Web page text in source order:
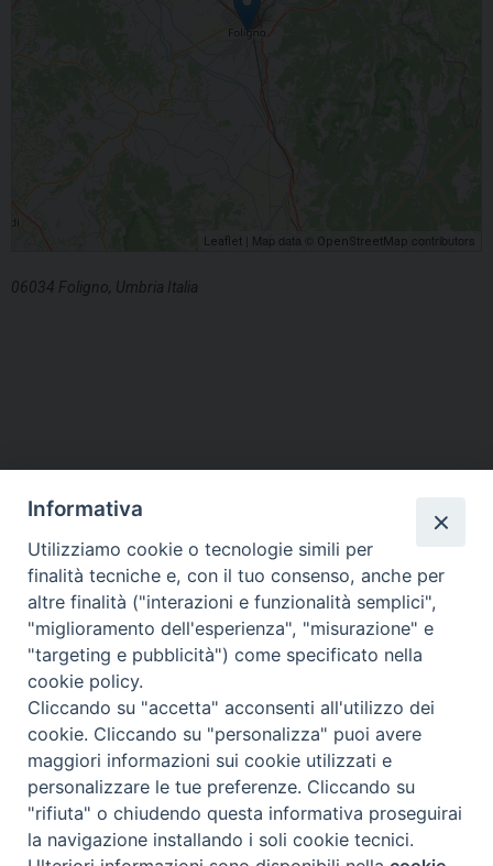
Leaflet | Map data © OpenStreetMap contributors
06034 Foligno, Umbria Italia
HOME VESCOVO ORARI MESSE
CURIA VESCOVILE
TUTELA MINORI
UFFICI PASTORALI PERSONE
VITA CONSACRATA
DOCUMENTI
CONTATTI
Copyright © 2018 Diocesi di Foligno /Curia . Piazza Mons. Faloci 3 - 06034
tel. 0742 350473 fax 0742 349021 email: info@diocesidifoligno.it . pec:
diocesidifoligno@pec.it
Informativa
Utilizziamo cookie o tecnologie simili per
finalità tecniche e, con il tuo consenso, anche per
altre finalità ("interazioni e funzionalità semplici",
"miglioramento dell'esperienza", "misurazione" e
"targeting e pubblicità") come specificato nella
cookie policy.
Cliccando su "accetta" acconsenti all'utilizzo dei
cookie. Cliccando su "personalizza" puoi avere
maggiori informazioni sui cookie utilizzati e
personalizzare le tue preferenze. Cliccando su
"rifiuta" o chiudendo questa informativa proseguirai
la navigazione installando i soli cookie tecnici.